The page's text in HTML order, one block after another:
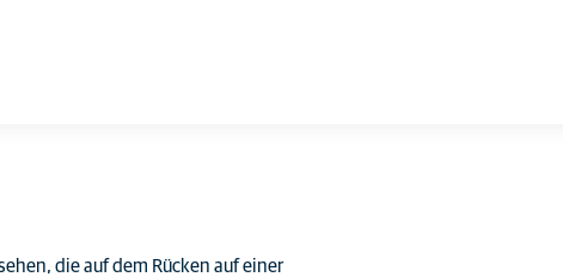
die auf dem Rücken auf einer